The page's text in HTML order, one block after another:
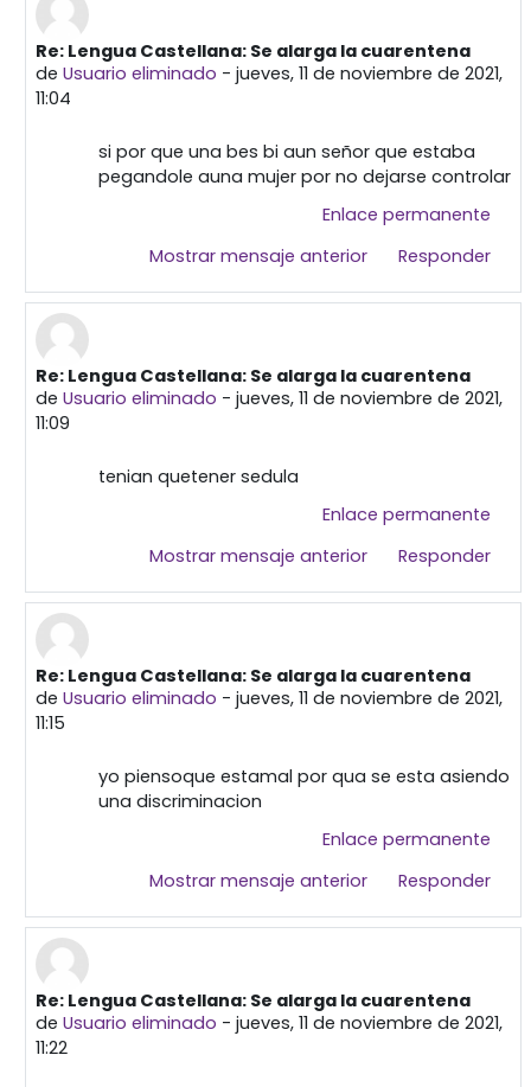
En respuesta a Primera publicación
Re: Lengua Castellana: Se alarga la cuarentena
de Usuario eliminado - jueves, 11 de noviembre de 2021,
11:04
si por que una bes bi aun señor que estaba
pegandole auna mujer por no dejarse controlar
Enlace permanente
Mostrar mensaje anterior
Responder
En respuesta a Primera publicación
Re: Lengua Castellana: Se alarga la cuarentena
de Usuario eliminado - jueves, 11 de noviembre de 2021,
11:09
tenian quetener sedula
Enlace permanente
Mostrar mensaje anterior
Responder
En respuesta a Primera publicación
Re: Lengua Castellana: Se alarga la cuarentena
de Usuario eliminado - jueves, 11 de noviembre de 2021,
11:15
yo piensoque estamal por qua se esta asiendo
una discriminacion
Enlace permanente
Mostrar mensaje anterior
Responder
En respuesta a Primera publicación
Re: Lengua Castellana: Se alarga la cuarentena
de Usuario eliminado - jueves, 11 de noviembre de 2021,
11:22